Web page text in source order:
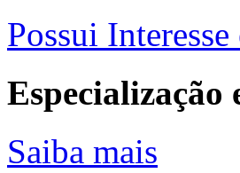
Possui
Especialização
Saiba mais